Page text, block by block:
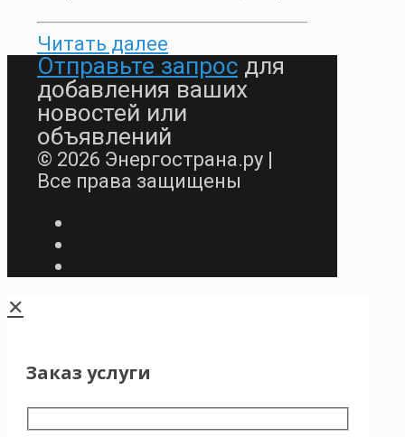
Читать далее
Отправьте запрос для
добавления ваших
новостей или
объявлений
© 2026 Энергострана.ру |
Все права защищены
✕
Заказ услуги